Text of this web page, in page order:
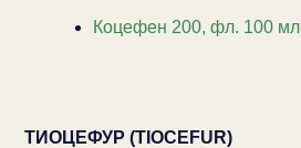
Коцефен 200, фл. 100 мл
ТИОЦЕФУР (TIOCEFUR)